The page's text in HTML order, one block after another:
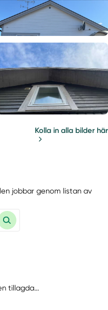
Kolla in alla bilder här
jobbar genom listan av
tillagda...